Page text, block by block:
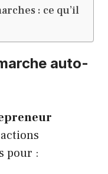
: ce qu’il
auto-
pour :